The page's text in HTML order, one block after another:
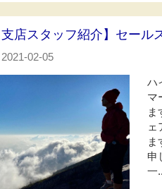
支店スタッフ紹介】セール
2021-02-05
ハ
マ
ま
ェ
ま
申
一